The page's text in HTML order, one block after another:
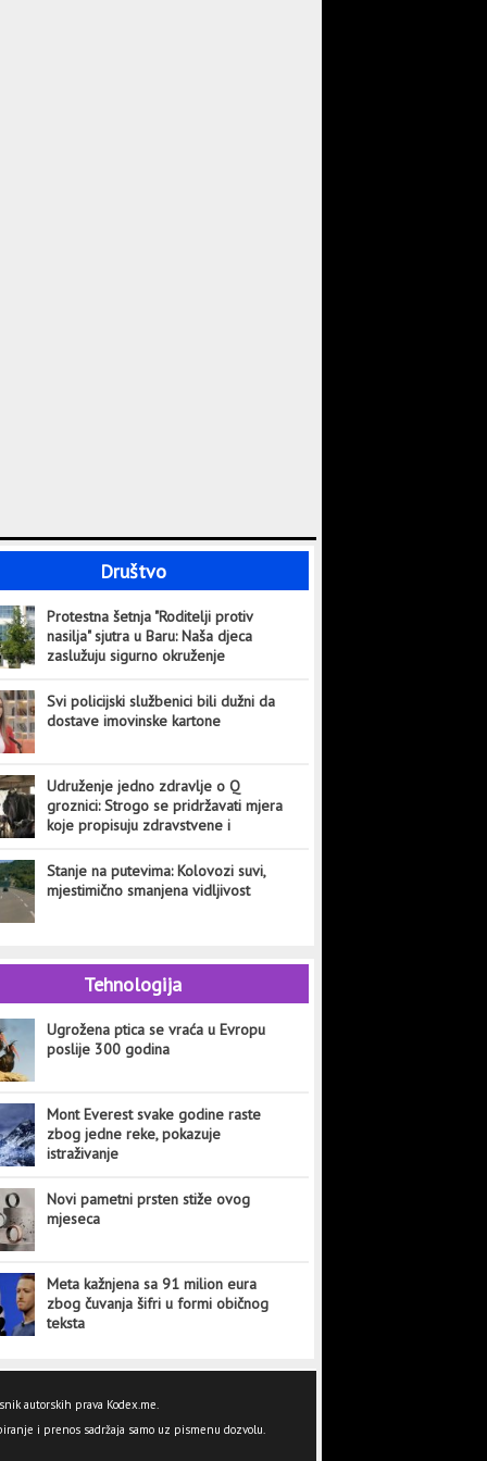
Društvo
Protestna šetnja "Roditelji protiv
nasilja" sjutra u Baru: Naša djeca
zaslužuju sigurno okruženje
Svi policijski službenici bili dužni da
dostave imovinske kartone
Udruženje jedno zdravlje o Q
groznici: Strogo se pridržavati mjera
koje propisuju zdravstvene i
Stanje na putevima: Kolovozi suvi,
mjestimično smanjena vidljivost
Tehnologija
Ugrožena ptica se vraća u Evropu
poslije 300 godina
Mont Everest svake godine raste
zbog jedne reke, pokazuje
istraživanje
Novi pametni prsten stiže ovog
mjeseca
Meta kažnjena sa 91 milion eura
zbog čuvanja šifri u formi običnog
teksta
autorskih prava Kodex.me.
i prenos sadržaja samo uz pismenu dozvolu.